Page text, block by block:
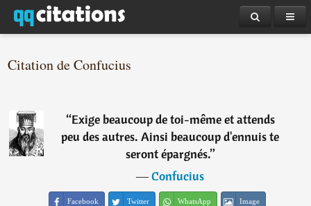
Citation de Confucius
“Exige beaucoup de toi-même et attends
peu des autres. Ainsi beaucoup d'ennuis te
seront épargnés.”
―Confucius
Facebook Twitter WhatsApp Image